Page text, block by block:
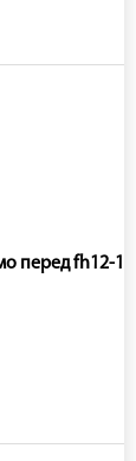
перед fh12-16